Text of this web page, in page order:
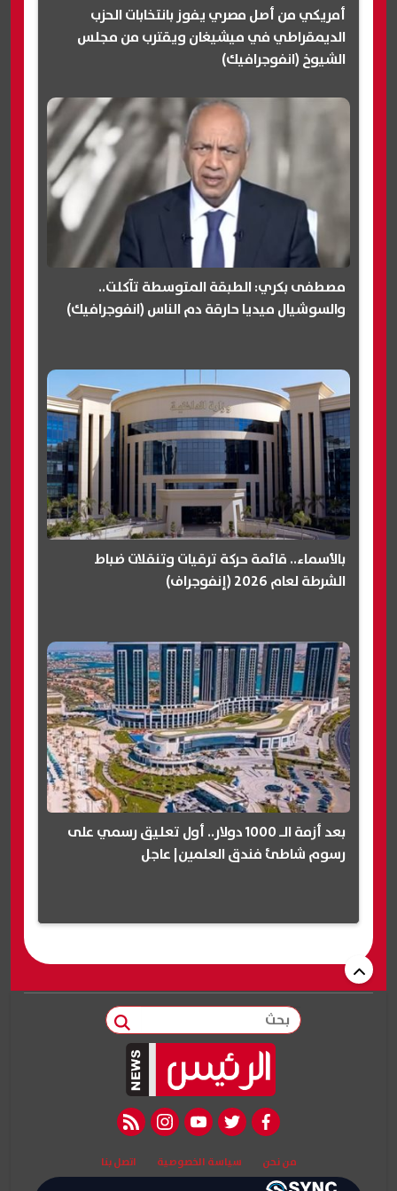
أمريكي من أصل مصري يفوز بانتخابات الحزب
الديمقراطي في ميشيغان ويقترب من مجلس
الشيوخ (انفوجرافيك)
مصطفى بكري: الطبقة المتوسطة تآكلت..
والسوشيال ميديا حارقة دم الناس (انفوجرافيك)
بالأسماء.. قائمة حركة ترقيات وتنقلات ضباط
الشرطة لعام 2026 (إنفوجراف)
بعد أزمة الـ 1000 دولار.. أول تعليق رسمي على
رسوم شاطئ فندق العلمين| عاجل
بحث
facebook
twitter
youtube
instagram
rss feed
من نحن سياسة الخصوصية اتصل بنا